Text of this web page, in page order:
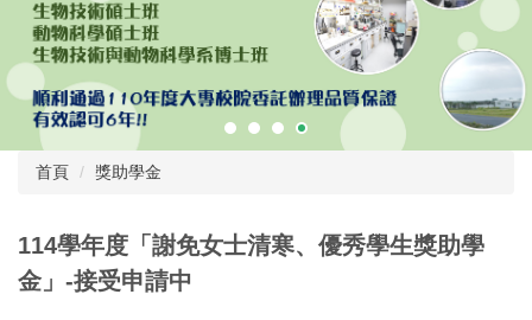
首頁 獎助學金
114學年度「謝免女士清寒、優秀學生獎助學
金」-接受申請中